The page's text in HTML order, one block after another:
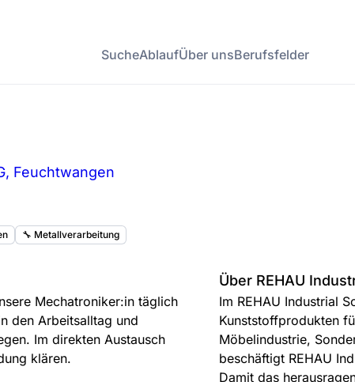
SucheAblaufÜber unsBerufsfelder
Feuchtwangen
🔧 Metallverarbeitung
Mechatroniker:in täglich
den Arbeitsalltag und
Im direkten Austausch
klären.
Über REHAU
Im REHAU Industrial
Kunststoffprodukten
Möbelindustrie,
beschäftigt REHAU
Damit das